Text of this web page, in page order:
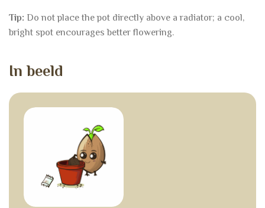
Tip: Do not place the pot directly above a radiator; a cool,
bright spot encourages better flowering.
In beeld